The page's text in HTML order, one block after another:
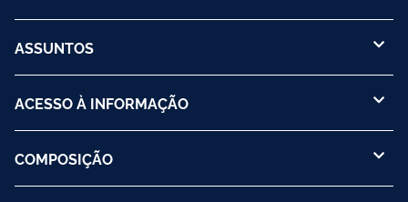
ASSUNTOS
ACESSO À INFORMAÇÃO
COMPOSIÇÃO